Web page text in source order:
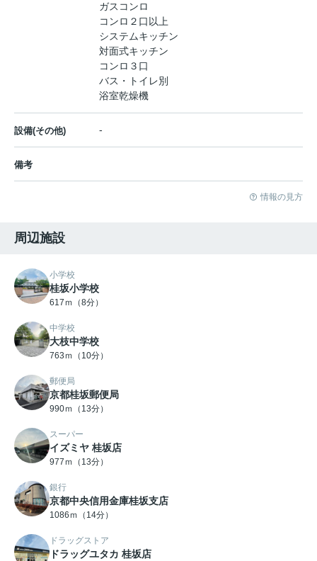
ガスコンロ
コンロ２口以上
システムキッチン
対面式キッチン
コンロ３口
バス・トイレ別
浴室乾燥機
設備(その他) -
備考
情報の見方
周辺施設
小学校
桂坂小学校
617ｍ（8分）
中学校
大枝中学校
763ｍ（10分）
郵便局
京都桂坂郵便局
990ｍ（13分）
スーパー
イズミヤ 桂坂店
977ｍ（13分）
銀行
京都中央信用金庫桂坂支店
1086ｍ（14分）
ドラッグストア
ドラッグユタカ 桂坂店